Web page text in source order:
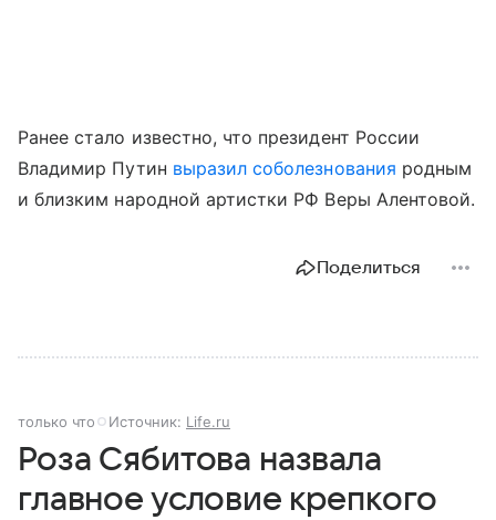
Ранее стало известно, что президент России
Владимир Путин выразил соболезнования родным
и близким народной артистки РФ Веры Алентовой.
Поделиться
только что Источник: Life.ru
Роза Сябитова назвала
главное условие крепкого